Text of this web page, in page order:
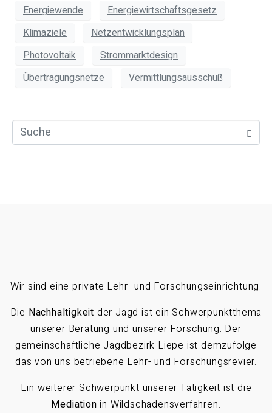
Energiewende
Energiewirtschaftsgesetz
Klimaziele
Netzentwicklungsplan
Photovoltaik
Strommarktdesign
Übertragungsnetze
Vermittlungsausschuß
Wir sind eine private Lehr- und Forschungseinrichtung.
Die Nachhaltigkeit der Jagd ist ein Schwerpunktthema
unserer Beratung und unserer Forschung. Der
gemeinschaftliche Jagdbezirk Liepe ist demzufolge
das von uns betriebene Lehr- und Forschungsrevier.
Ein weiterer Schwerpunkt unserer Tätigkeit ist die
Mediation in Wildschadensverfahren.